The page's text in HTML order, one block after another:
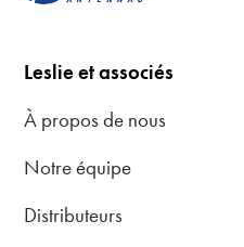
Leslie et associés
À propos de nous
Notre équipe
Distributeurs